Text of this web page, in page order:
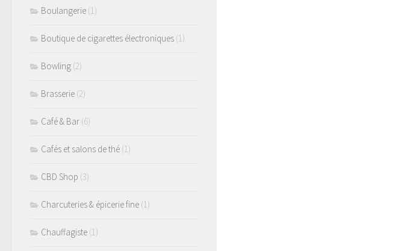
Boulangerie (1)
Boutique de cigarettes électroniques (1)
Bowling (2)
Brasserie (2)
Café & Bar (6)
Cafés et salons de thé (1)
CBD Shop (3)
Charcuteries & épicerie fine (1)
Chauffagiste (1)